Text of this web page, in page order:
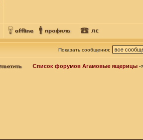
Показать сообщения:
Список форумов Агамовые ящерицы -